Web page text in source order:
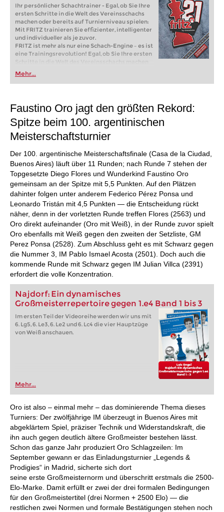
Ihr persönlicher Schachtrainer - Egal, ob Sie Ihre
ersten Schritte in die Welt des Vereinsschachs
machen oder bereits auf Turnierniveau spielen:
Mit FRITZ trainieren Sie effizienter, intelligenter
und individueller als je zuvor.
FRITZ ist mehr als nur eine Schach-Engine – es ist
eine Trainingsrevolution! Egal, ob Sie Ihre ersten
Schritte in die Welt des Vereinsschachs machen
oder bereits auf Turnierniveau spielen: Mit
FRITZ trainieren Sie effizienter, intelligenter und
individueller als je zuvor.
Mehr...
Faustino Oro jagt den größten Rekord:
Spitze beim 100. argentinischen
Meisterschaftsturnier
Der 100. argentinische Meisterschaftsfinale (Casa de la Ciudad,
Buenos Aires) läuft über 11 Runden; nach Runde 7 stehen der
Topgesetzte Diego Flores und Wunderkind Faustino Oro
gemeinsam an der Spitze mit 5,5 Punkten. Auf den Plätzen
dahinter folgen unter anderem Federico Pérez Ponsa und
Leonardo Tristán mit 4,5 Punkten — die Entscheidung rückt
näher, denn in der vorletzten Runde treffen Flores (2563) und
Oro direkt aufeinander (Oro mit Weiß), in der Runde zuvor spielt
Oro ebenfalls mit Weiß gegen den zweiten der Setzliste, GM
Perez Ponsa (2528). Zum Abschluss geht es mit Schwarz gegen
die Nummer 3, IM Pablo Ismael Acosta (2501). Doch auch die
kommende Runde mit Schwarz gegen IM Julian Villca (2391)
erfordert die volle Konzentration.
Najdorf: Ein dynamisches
Großmeisterrepertoire gegen 1.e4 Band 1 bis 3
Im ersten Teil der Videoreihe werden wir uns mit
6. Lg5, 6. Le3, 6. Le2 und 6. Lc4 die vier Hauptzüge
von Weiß anschauen.
Mehr...
Oro ist also – einmal mehr – das dominierende Thema dieses
Turniers: Der zwölfjährige IM überzeugt in Buenos Aires mit
abgeklärtem Spiel, präziser Technik und Widerstandskraft, die
ihn auch gegen deutlich ältere Großmeister bestehen lässt.
Schon das ganze Jahr produziert Oro Schlagzeilen: Im
September gewann er das Einladungsturnier „Legends &
Prodigies“ in Madrid, sicherte sich dort
seine erste Großmeisternorm und überschritt erstmals die 2500-
Elo-Marke. Damit erfüllt er zwei der drei formalen Bedingungen
für den Großmeistertitel (drei Normen + 2500 Elo) — die
restlichen zwei Normen und formale Bestätigungen stehen noch